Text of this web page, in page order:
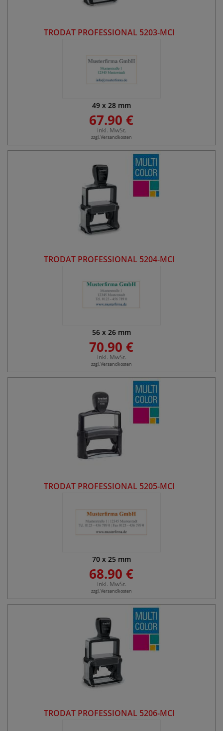
TRODAT PROFESSIONAL 5203-MCI
49 x 28 mm
67.90 €
inkl. MwSt.
zzgl. Versandkosten
TRODAT PROFESSIONAL 5204-MCI
56 x 26 mm
70.90 €
inkl. MwSt.
zzgl. Versandkosten
TRODAT PROFESSIONAL 5205-MCI
70 x 25 mm
68.90 €
inkl. MwSt.
zzgl. Versandkosten
TRODAT PROFESSIONAL 5206-MCI